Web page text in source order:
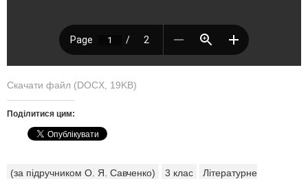
Скачати файл (DOCX, 19KB)
Поділитися цим:
(за підручником О. Я. Савченко) 3 клас
Літературне